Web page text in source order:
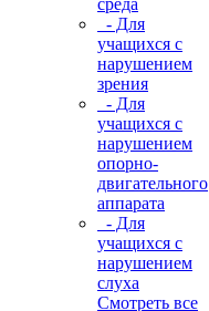
среда
- Для
учащихся с
нарушением
зрения
- Для
учащихся с
нарушением
опорно-
двигательного
аппарата
- Для
учащихся с
нарушением
слуха
Смотреть все